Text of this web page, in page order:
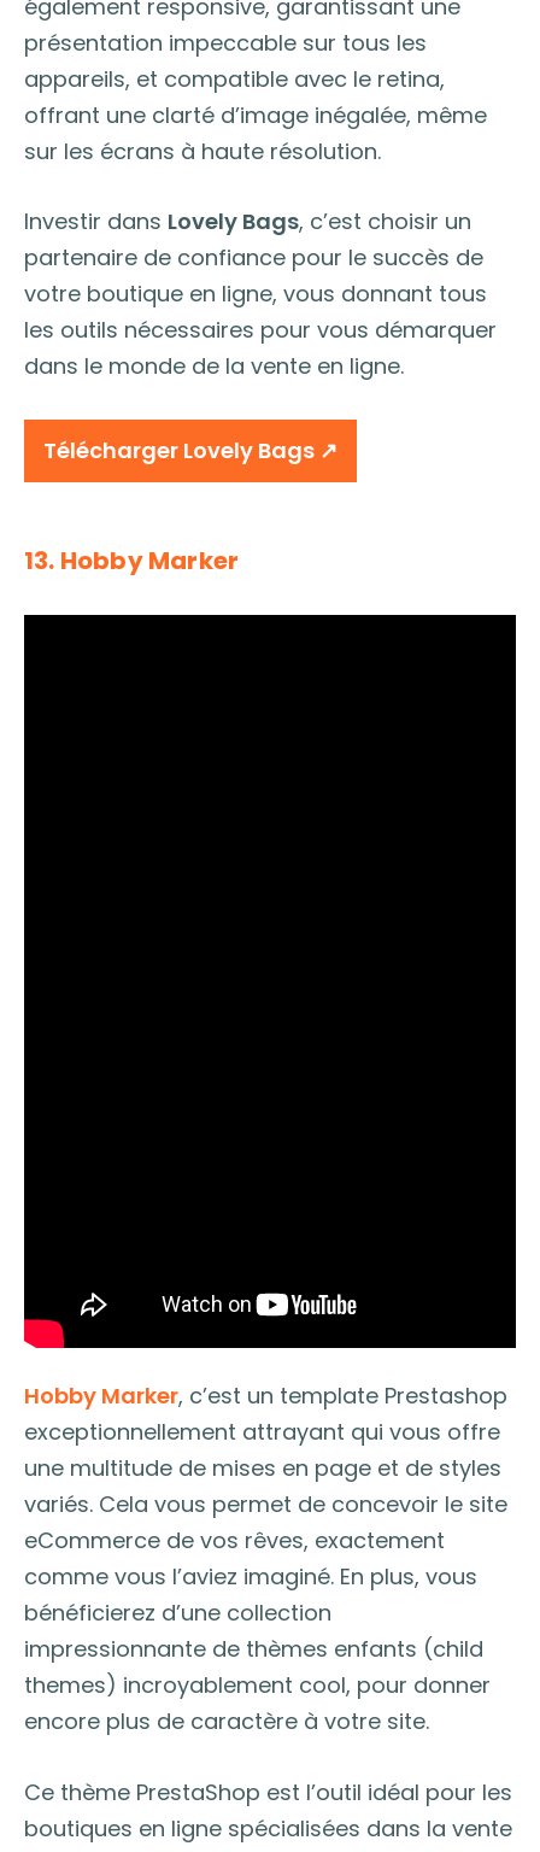
également responsive, garantissant une
présentation impeccable sur tous les
appareils, et compatible avec le retina,
offrant une clarté d’image inégalée, même
sur les écrans à haute résolution.
Investir dans Lovely Bags, c’est choisir un
partenaire de confiance pour le succès de
votre boutique en ligne, vous donnant tous
les outils nécessaires pour vous démarquer
dans le monde de la vente en ligne.
Télécharger Lovely Bags ↗︎
13. Hobby Marker
Hobby Marker, c’est un template Prestashop
exceptionnellement attrayant qui vous offre
une multitude de mises en page et de styles
variés. Cela vous permet de concevoir le site
eCommerce de vos rêves, exactement
comme vous l’aviez imaginé. En plus, vous
bénéficierez d’une collection
impressionnante de thèmes enfants (child
themes) incroyablement cool, pour donner
encore plus de caractère à votre site.
Ce thème PrestaShop est l’outil idéal pour les
boutiques en ligne spécialisées dans la vente